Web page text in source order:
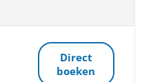
Direct
boeken